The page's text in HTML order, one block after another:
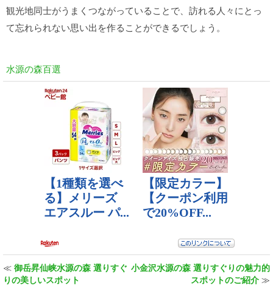
観光地同士がうまくつながっていることで、訪れる人々にとっ
て忘れられない思い出を作ることができるでしょう。
水源の森百選
≪ 御岳昇仙峡水源の森 選りすぐ
りの美しいスポット
小金沢水源の森 選りすぐりの魅力的
スポットのご紹介 ≫